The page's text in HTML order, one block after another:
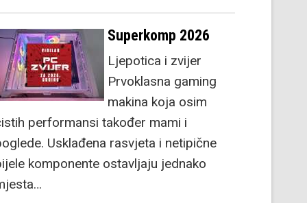
Superkomp 2026
Ljepotica i zvijer
Prvoklasna gaming
makina koja osim
performansi također mami i
Usklađena rasvjeta i netipične
komponente ostavljaju jednako